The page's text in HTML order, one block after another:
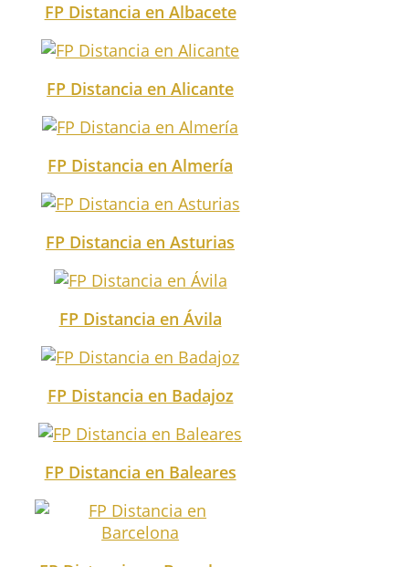
FP Distancia en Albacete
FP Distancia en Alicante
FP Distancia en Almería
FP Distancia en Asturias
FP Distancia en Ávila
FP Distancia en Badajoz
FP Distancia en Baleares